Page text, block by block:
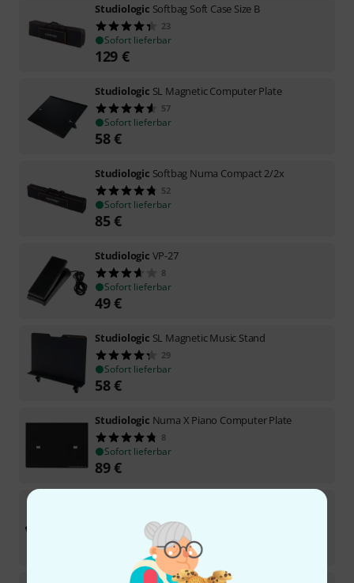
Studiologic Softbag Soft Case Size B
23
Sofort lieferbar
129 €
Studiologic SL Magnetic Computer Plate
57
Sofort lieferbar
58€
Studiologic Softbag Numa Compact 2/2x
52
Sofort lieferbar
85€
Studiologic VP-27
8
Sofort lieferbar
49€
Studiologic SL Magnetic Music Stand
29
Sofort lieferbar
58€
Studiologic Numa X Piano Computer Plate
8
Sofort lieferbar
89€
Sofort lieferbar